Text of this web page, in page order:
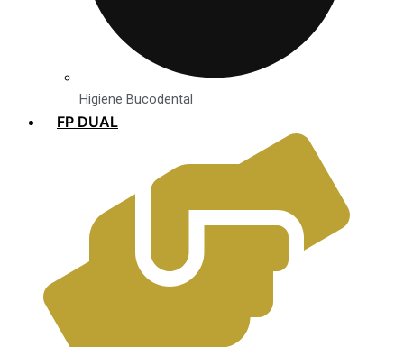
Higiene Bucodental
FP DUAL